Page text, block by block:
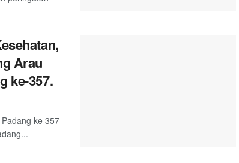
Arau
ke-357.
ke 357